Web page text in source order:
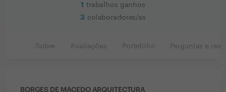
1 trabalhos ganhos
3 colaboradores/as
Sobre Avaliações Portefólio Perguntas e
BORGES DE MACEDO ARQUITECTURA